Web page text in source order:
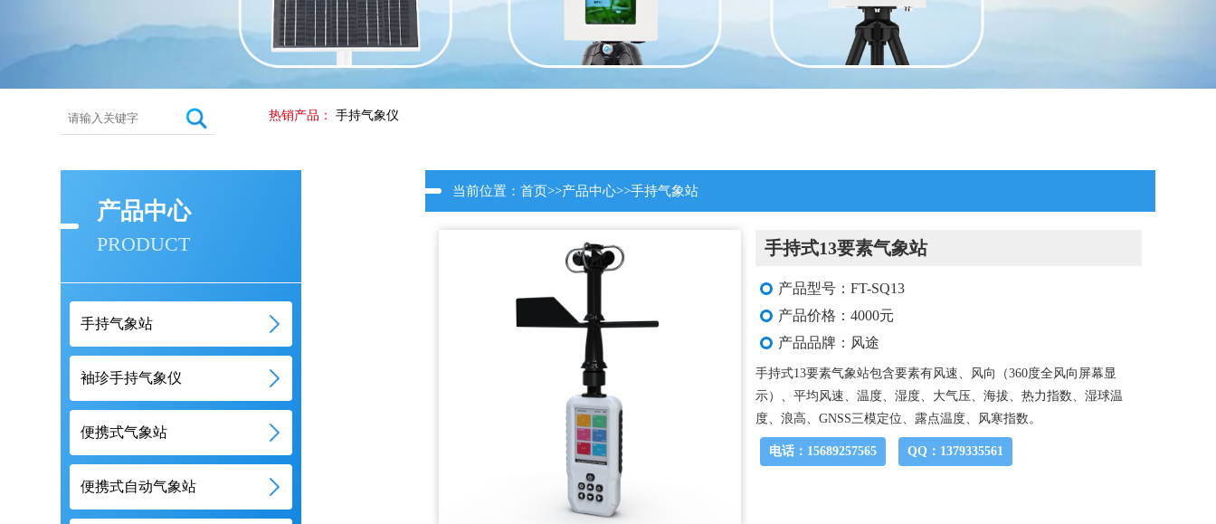
热销产品： 手持气象仪
产品中心
PRODUCT
手持气象站
袖珍手持气象仪
便携式气象站
便携式自动气象站
当前位置：首页>>产品中心>>手持气象站
手持式13要素气象站
产品型号：FT-SQ13
产品价格：4000元
产品品牌：风途
手持式13要素气象站包含要素有风速、风向（360度全风向屏幕显
示）、平均风速、温度、湿度、大气压、海拔、热力指数、湿球温
度、浪高、GNSS三模定位、露点温度、风寒指数。
电话：15689257565 QQ：1379335561